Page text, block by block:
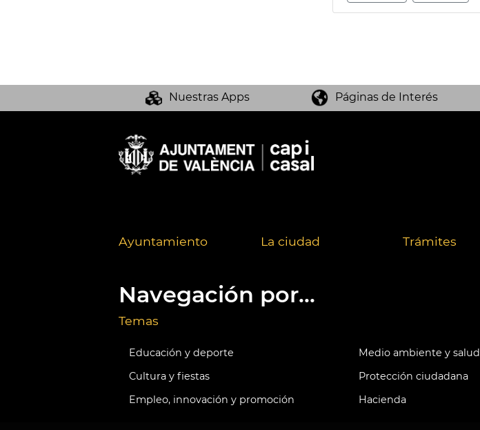
Nuestras Apps Páginas de Interés
Ayuntamiento La ciudad Trámites
Navegación por...
Temas
Educación y deporte Medio ambiente y salud
Cultura y fiestas
Protección ciudadana
Empleo, innovación y promoción
Hacienda